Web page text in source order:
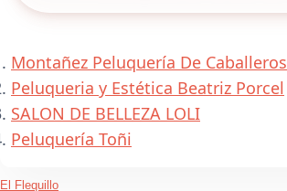
Montañez Peluquería De Caballeros
Peluqueria y Estética Beatriz Porcel
SALON DE BELLEZA LOLI
Peluquería Toñi
El Flequillo